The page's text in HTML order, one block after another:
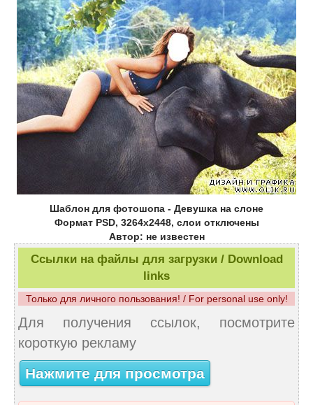
Шаблон для фотошопа - Девушка на слоне
Формат PSD, 3264x2448, слои отключены
Автор: не известен
Ссылки на файлы для загрузки / Download
links
Только для личного пользования! / For personal use only!
Для получения ссылок, посмотрите
короткую рекламу
Нажмите для просмотра